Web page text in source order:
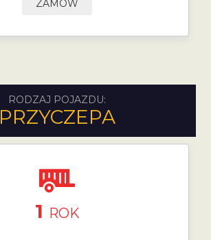
ZAMÓW
RODZAJ POJAZDU:
PRZYCZEPA
1 ROK